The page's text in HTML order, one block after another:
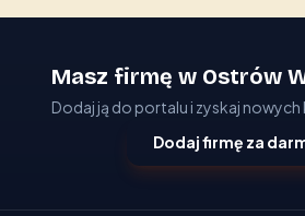
Masz firmę w Ostrów
Dodaj ją do portalu i zyskaj nowych
Dodaj firmę za